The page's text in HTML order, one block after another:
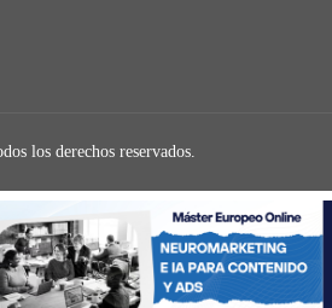
los derechos reservados.